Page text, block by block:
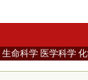
生命科学 医学科学